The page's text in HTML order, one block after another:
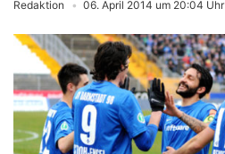
Redaktion 06. April 2014 um 20:04 Uhr